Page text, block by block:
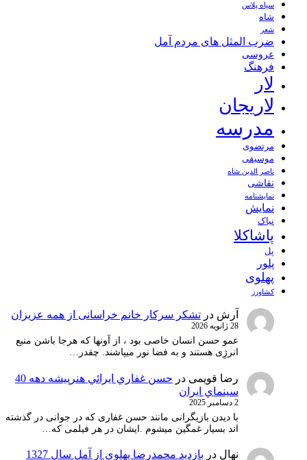
سیاه پلاس
شاه
شعر
ضرب المثل های مردم آمل
عروسی
فرهنگ
لار
لاریجان
مدرسه
مرتضوی
موسیقی
ناصر الدین شاه
نقاشی
نمايشنامه
نمایش
نیاک
پاشاکلا
پل
پلور
پهلوی
کشاورز
آرش در تشکر سرکار خانم خراسانی از همه عزیزان
28 ژانویه 2026
عمو حسن انسان خاصی بود ، از آونها که هرجا باشن منبع
انرژِی هستند و به فضا نور میپاشند. چقدر…
رضا قویمی در
حسن غفاري ايرائي هنرپيشه دهه 40
سينماي ايران
2 دسامبر 2025
با دیدن بازیگرانی مانند حسن غفاری که در جوانی در گذشته
اند بسیار غمگین میشوم .ایشان در هر فیلمی که…
نهال در بازدید محمدرضا پهلوی از آمل سال 1327